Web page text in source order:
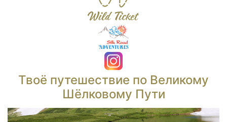
Твоё путешествие по Великому
Шёлковому Пути